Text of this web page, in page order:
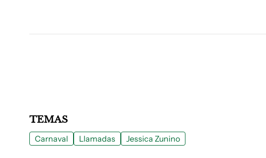
TEMAS
Carnaval Llamadas Jessica Zunino